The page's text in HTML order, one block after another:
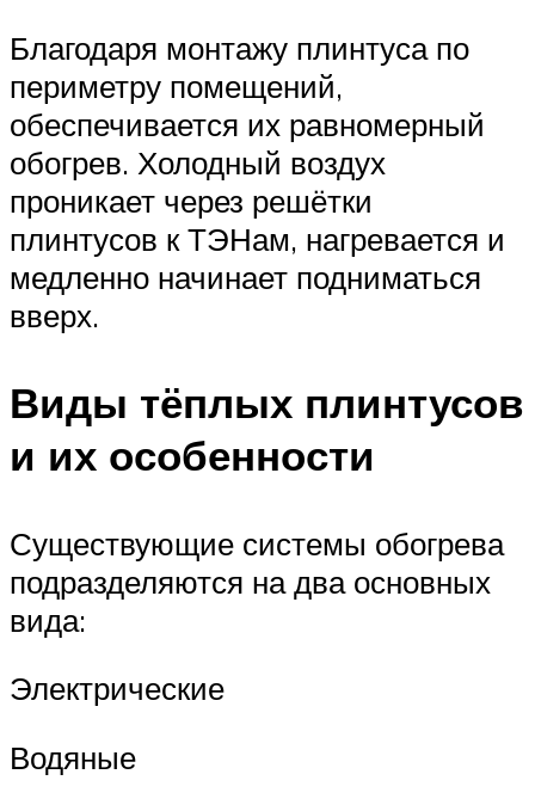
Благодаря монтажу плинтуса по
периметру помещений,
обеспечивается их равномерный
обогрев. Холодный воздух
проникает через решётки
плинтусов к ТЭНам, нагревается и
медленно начинает подниматься
вверх.
Виды тёплых плинтусов
и их особенности
Существующие системы обогрева
подразделяются на два основных
вида:
Электрические
Водяные